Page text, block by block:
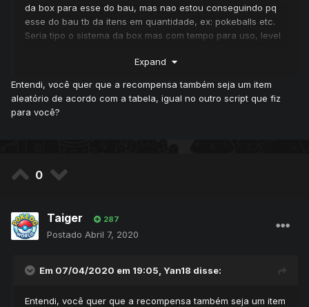
da box para esse do bau, mas nao estou conseguindo pq
esse do bau tb da itens em quantidade, ex: pokeballs etc.
Seria tipo o sistema da box mas com tempo para uso, level
Expand
Entendi, você quer que a recompensa também seja um item
aleatório de acordo com a tabela, igual no outro script que fiz
para você?
0
Taiger 287
Postado Abril 7, 2020
Em 07/04/2020 em 19:05, Yan18 disse:
Entendi, você quer que a recompensa também seja um item